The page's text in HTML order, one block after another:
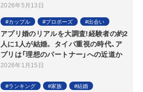
2026年5月13日
カップル プロポーズ 出会い
アプリ婚のリアルを大調査!経験者の約2
人に1人が結婚。 タイパ重視の時代、ア
プリは「理想のパートナー」への近道か
2026年1月15日
ランキング 家族 結婚